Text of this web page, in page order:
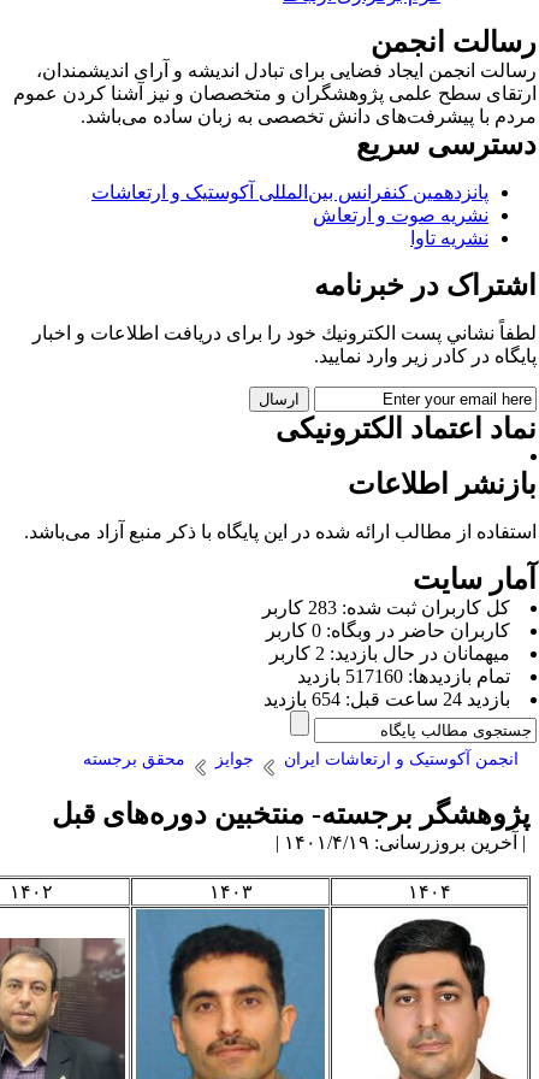
انجمن
ایجاد فضایی برای تبادل اندیشه و آرای اندیشمندان،
علمی پژوهشگران و متخصصان و نیز آشنا کردن عموم
دانش تخصصی به زبان ساده می‌باشد.
سریع
کنفرانس بین‌المللی آکوستیک و ارتعاشات
صوت و ارتعاش
تاوا
در خبرنامه
پست الكترونيك خود را برای دريافت اطلاعات و اخبار
زير وارد نمایید.
الکترونیکی
اطلاعات
مطالب ارائه شده در این پایگاه با ذکر منبع آزاد می‌باشد.
ثبت شده: 283 کاربر
حاضر در وبگاه: 0 کاربر
در حال بازديد: 2 کاربر
517160 بازدید
و ارتعاشات ایران جوایز محقق برجسته
برجسته- منتخبین دوره‌های قبل
۱۴۰۱/۴/۱۹ |